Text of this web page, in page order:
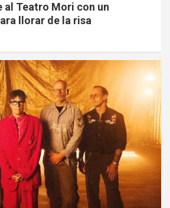
al Teatro Mori con un
llorar de la risa